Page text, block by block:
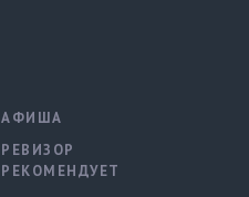
АФИША
РЕВИЗОР
РЕКОМЕНДУЕТ